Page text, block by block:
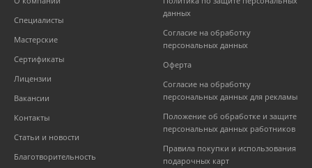
Специалисты
Мастерские
Сертификаты
Лицензии
Вакансии
Контакты
Статьи и новости
Благотворительность
данных
Согласие на обработку
персональных данных
Оферта
Согласие на обработку
персональных данных для рекламы
Положение об обработке и защите
персональных данных работников
Правила покупки и использования
подарочных карт